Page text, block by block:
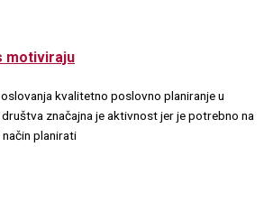
motiviraju
kvalitetno poslovno planiranje u
značajna je aktivnost jer je potrebno na
planirati